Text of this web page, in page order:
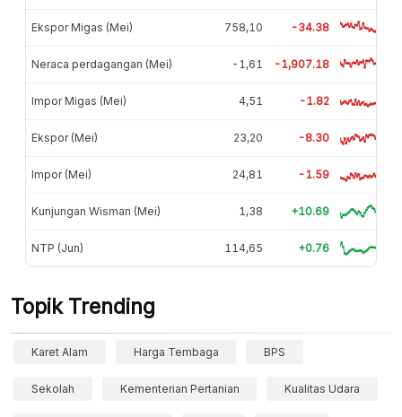
Ekspor Migas (Mei) 758,10 -34.38
Neraca perdagangan (Mei) -1,61 -1,907.18
Impor Migas (Mei) 4,51 -1.82
Ekspor (Mei) 23,20 -8.30
Impor (Mei) 24,81 -1.59
Kunjungan Wisman (Mei) 1,38 +10.69
NTP (Jun) 114,65 +0.76
Topik Trending
Karet Alam Harga Tembaga BPS
Sekolah Kementerian Pertanian Kualitas Udara